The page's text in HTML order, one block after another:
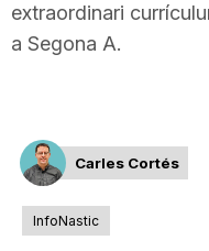
extraordinari
a Segona A.
Carles Cortés
InfoNastic